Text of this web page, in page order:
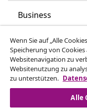
Business
vidaXL
Mehr entdecken
Wenn Sie auf „Alle
Speicherung von
Websitenavigation zu
Websitenutzung zu
zu unterstützen.
Alle